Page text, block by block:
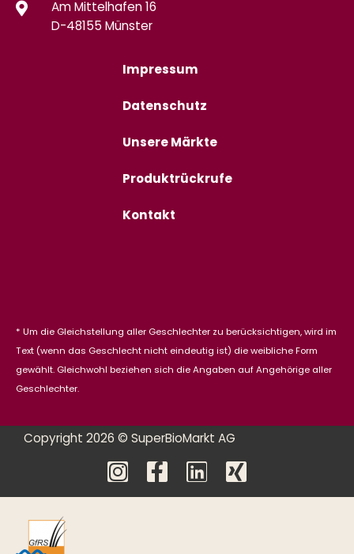
Am Mittelhafen 16
D-48155 Münster
Impressum
Datenschutz
Unsere Märkte
Produktrückrufe
Kontakt
* Um die Gleichstellung aller Geschlechter zu berücksichtigen, wird im
Text (wenn das Geschlecht nicht eindeutig ist) die weibliche Form
gewählt. Gleichwohl beziehen sich die Angaben auf Angehörige aller
Geschlechter.
Copyright 2026 © SuperBioMarkt AG